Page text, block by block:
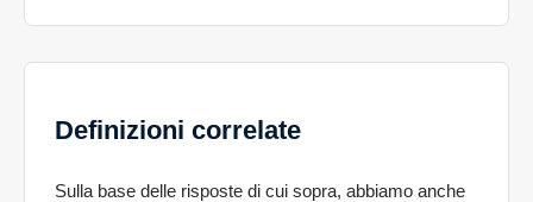
Definizioni correlate
Sulla base delle risposte di cui sopra, abbiamo anche